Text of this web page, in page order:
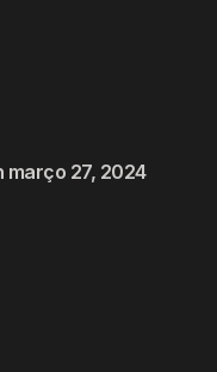
março 27, 2024